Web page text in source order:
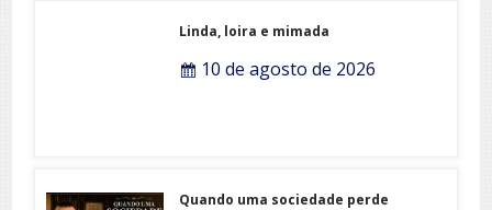
Linda, loira e mimada
10 de agosto de 2026
Quando uma sociedade perde